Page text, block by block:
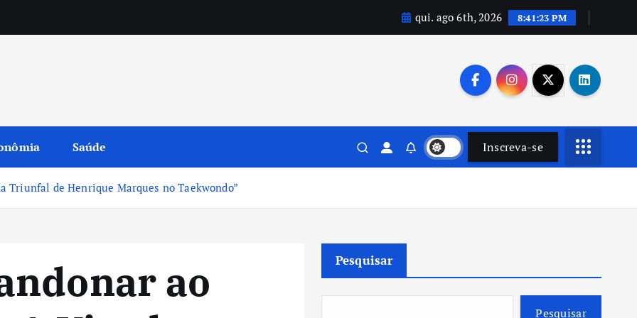
qui. ago 6th, 2026 8:41:24 PM
Saúde Inscreva-se
Triunfal de Henrique Marques no Taekwondo”
ao
Pesquisar
Pesquisar